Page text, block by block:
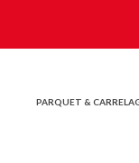
PARQUET &